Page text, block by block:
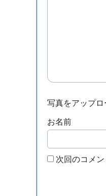
写真をアップロ
お名前
次回のコメ